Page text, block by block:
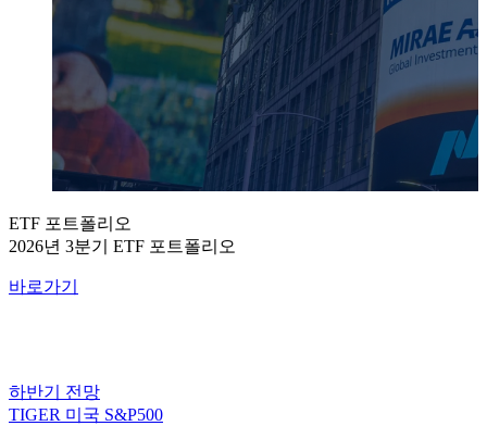
ETF 포트폴리오
2026년 3분기 ETF 포트폴리오
바로가기
하반기 전망
TIGER 미국 S&P500